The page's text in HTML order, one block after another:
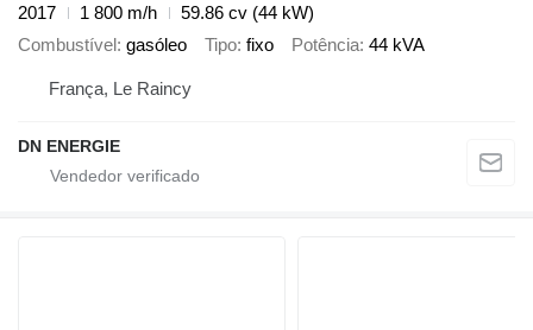
2017
1 800 m/h
59.86 cv (44 kW)
Combustível gasóleo Tipo fixo Potência 44 kVA
França, Le Raincy
DN ENERGIE